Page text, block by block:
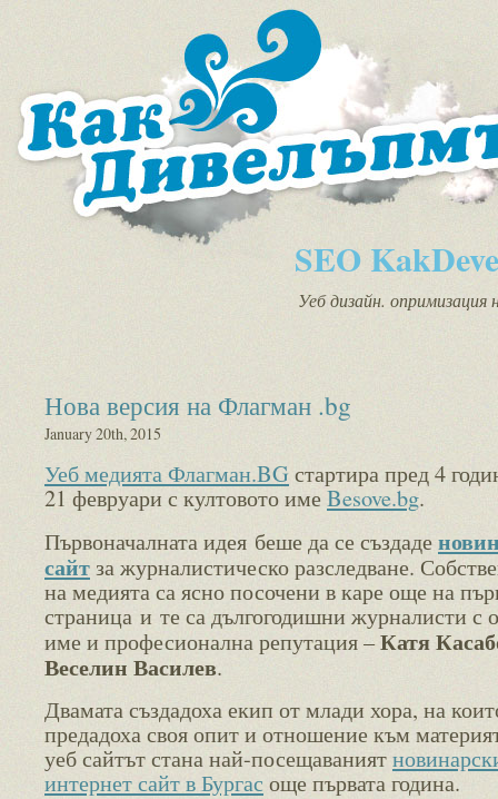
SEO
Уеб дизайн. опримизация
Нова версия на Флагман .bg
January 20th, 2015
Уеб медията Флагман.BGстартира пред 4
21 февруари с култовото имеBesove.bg.
Първоначалната идея беше да се създаде
сайтза журналистическо разследване.
на медията са ясно посочени в каре още на
страница и те са дългогодишни журналисти с
име и професионална репутация –Катя
Веселин Василев.
Двамата създадоха екип от млади хора, на
предадоха своя опит и отношение към
уеб сайтът стана най-посещаваният
интернет сайт в Бургас още първата година.